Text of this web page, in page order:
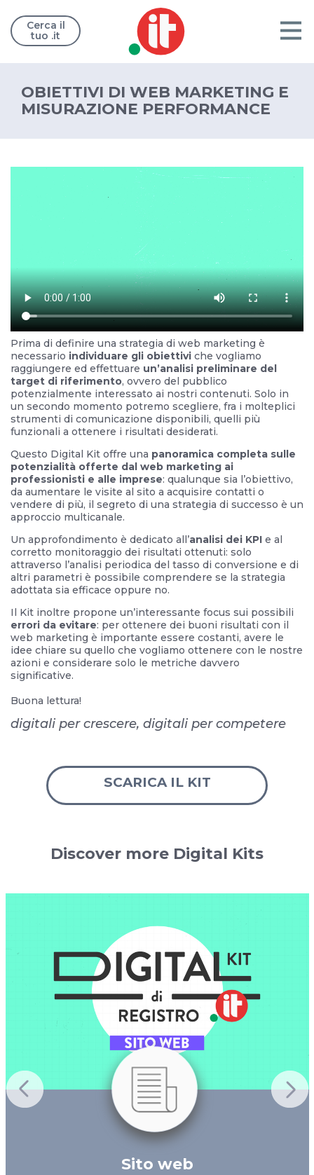
Cerca il
tuo .it
OBIETTIVI DI WEB MARKETING E
MISURAZIONE PERFORMANCE
Prima di definire una strategia di web marketing è
necessario individuare gli obiettivi che vogliamo
raggiungere ed effettuare un’analisi preliminare del
target di riferimento, ovvero del pubblico
potenzialmente interessato ai nostri contenuti. Solo in
un secondo momento potremo scegliere, fra i molteplici
strumenti di comunicazione disponibili, quelli più
funzionali a ottenere i risultati desiderati.
Questo Digital Kit offre una panoramica completa sulle
potenzialità offerte dal web marketing ai
professionisti e alle imprese: qualunque sia l’obiettivo,
da aumentare le visite al sito a acquisire contatti o
vendere di più, il segreto di una strategia di successo è un
approccio multicanale.
Un approfondimento è dedicato all’analisi dei KPI e al
corretto monitoraggio dei risultati ottenuti: solo
attraverso l’analisi periodica del tasso di conversione e di
altri parametri è possibile comprendere se la strategia
adottata sia efficace oppure no.
Il Kit inoltre propone un’interessante focus sui possibili
errori da evitare: per ottenere dei buoni risultati con il
web marketing è importante essere costanti, avere le
idee chiare su quello che vogliamo ottenere con le nostre
azioni e considerare solo le metriche davvero
significative.
Buona lettura!
digitali per crescere, digitali per competere
SCARICA IL KIT
Discover more Digital Kits
Sito web